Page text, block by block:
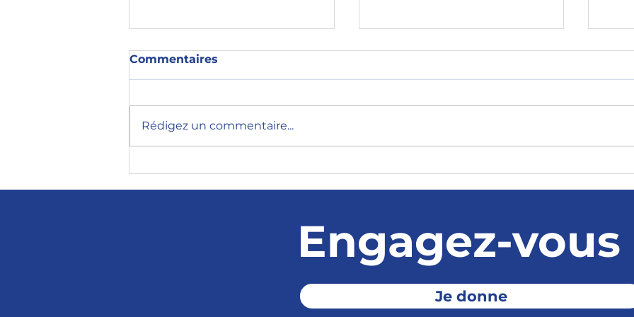
Commentaires
Rédigez un commentaire...
Engagez-vous
Je donne